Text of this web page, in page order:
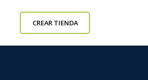
CREAR TIENDA